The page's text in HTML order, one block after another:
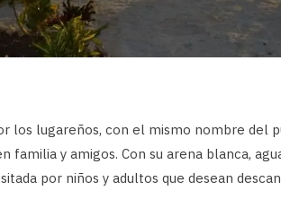
los lugareños, con el mismo nombre del
familia y amigos. Con su arena blanca,
por niños y adultos que desean